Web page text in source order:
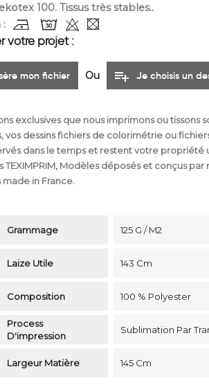
100. Tissus très stables..
:
votre projet :
mon fichier Ou playlist_add Je choisis un
exclusives que nous imprimons ou tissons
vos dessins fichiers de colorimétrie ou
dans le temps et restent votre propriété
TEXIMPRIM, Modèles déposés et conçus par
in France.
Grammage 125 G / M2
Laize Utile 143 Cm
Composition 100 % Polyester
Process
D'impression
Sublimation Par
Largeur Matière 145 Cm